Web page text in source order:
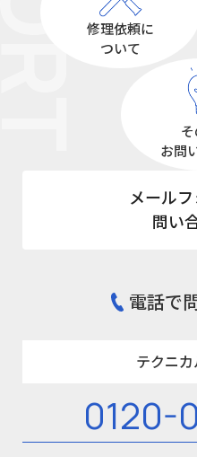
修理依頼に
ついて
お問
メール
問い
電話で
テクニ
0120-